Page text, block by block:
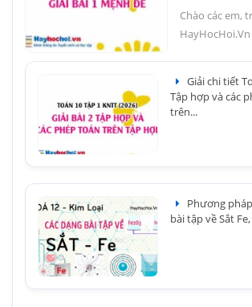
Chào các em,
Giải chi tiết
Tập hợp và các
trên...
Phương
bài tập về Sắt